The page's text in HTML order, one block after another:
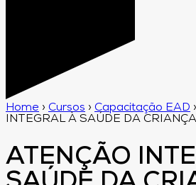
Home › Cursos › Capacitação EAD ›
INTEGRAL À SAÚDE DA
ATENÇÃO